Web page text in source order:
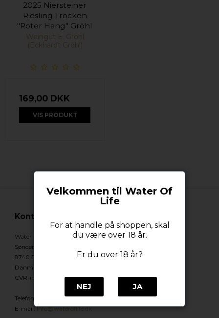
2025 Niersteiner
Riesling Trocken
"Roter Hang" Gröhl
Weingut E. Gröhl
(Eckhardt Gröhl)
169,00 DKK
VIS PRODUKT
Kontakt
Water Of Life
Søndergade 1
8740 Brædstrup
Danmark
CVR-nummer
44295865
Telefonnr.
92928740
E-mail: Info@wateroflife.dk
Velkommen til Water Of
Life
For at handle på shoppen, skal
du være over 18 år.
Er du over 18 år?
NEJ JA